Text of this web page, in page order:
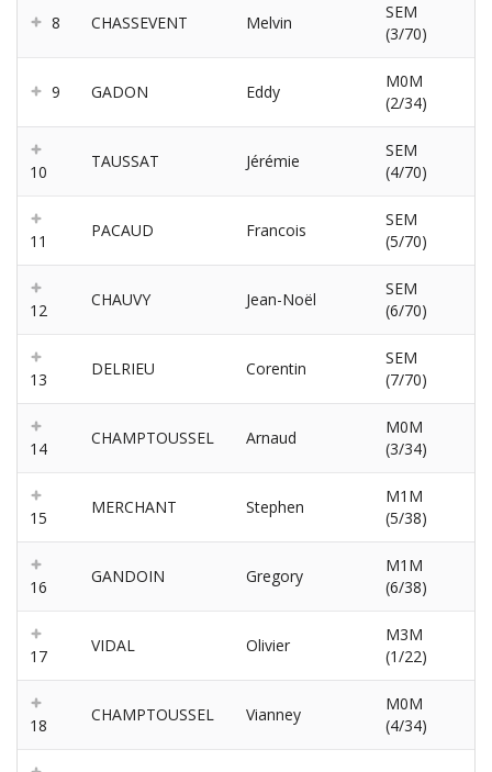
8 CHASSEVENT Melvin
SEM
(3/70)
9 GADON Eddy
M0M
(2/34)
10
TAUSSAT Jérémie
SEM
(4/70)
11
PACAUD Francois
SEM
(5/70)
12
CHAUVY Jean-Noël
SEM
(6/70)
13
DELRIEU Corentin
SEM
(7/70)
14
CHAMPTOUSSEL Arnaud
M0M
(3/34)
15
MERCHANT Stephen
M1M
(5/38)
16
GANDOIN Gregory
M1M
(6/38)
17
VIDAL Olivier
M3M
(1/22)
18
CHAMPTOUSSEL Vianney
M0M
(4/34)